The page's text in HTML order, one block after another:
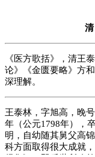
《医方歌括》，清王
论》《金匮要略》方
深理解。
王泰林，字旭高，晚
年（公元1798年），
明，自幼随其舅父高
科方面取得很大成就